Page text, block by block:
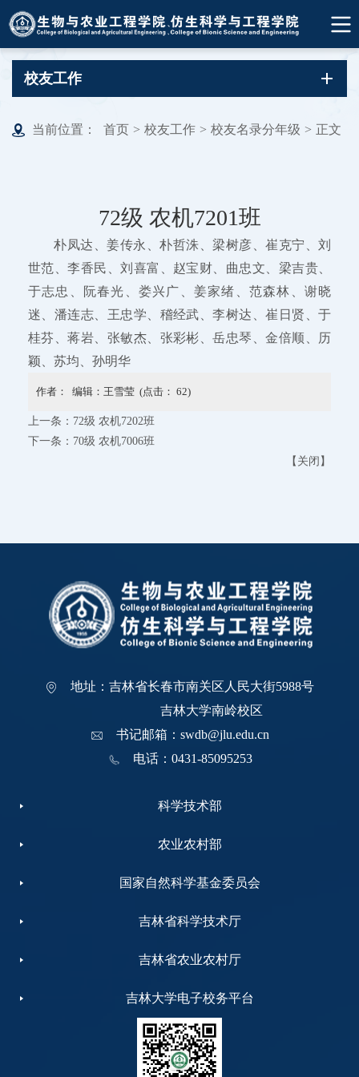
校友工作
当前位置： 首页 > 校友工作 > 校友名录分年级 > 正文
72级 农机7201班
朴凤达、姜传永、朴哲洙、梁树彦、崔克宁、刘
世范、李香民、刘喜富、赵宝财、曲忠文、梁吉贵、
于志忠、阮春光、娄兴广、姜家绪、范森林、谢晓
迷、潘连志、王忠学、稽经武、李树达、崔日贤、于
桂芬、蒋岩、张敏杰、张彩彬、岳忠琴、金倍顺、历
颖、苏均、孙明华
作者： 编辑：王雪莹 (点击： 62)
上一条： 72级 农机7202班
下一条： 70级 农机7006班
【 关闭 】
地址：吉林省长春市南关区人民大街5988号
吉林大学南岭校区
书记邮箱：swdb@jlu.edu.cn
电话：0431-85095253
科学技术部
农业农村部
国家自然科学基金委员会
吉林省科学技术厅
吉林省农业农村厅
吉林大学电子校务平台